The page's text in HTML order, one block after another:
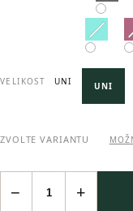
VELIKOST UNI UNI
ZVOLTE VARIANTU
+
−